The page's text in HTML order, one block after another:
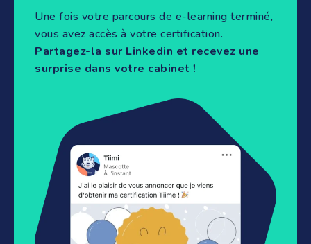
Une fois votre parcours de e-learning terminé,
vous avez accès à votre certification.
Partagez-la sur Linkedin et recevez une
surprise dans votre cabinet !